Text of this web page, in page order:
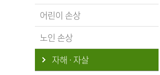
어린이 손상
노인 손상
자해 · 자살